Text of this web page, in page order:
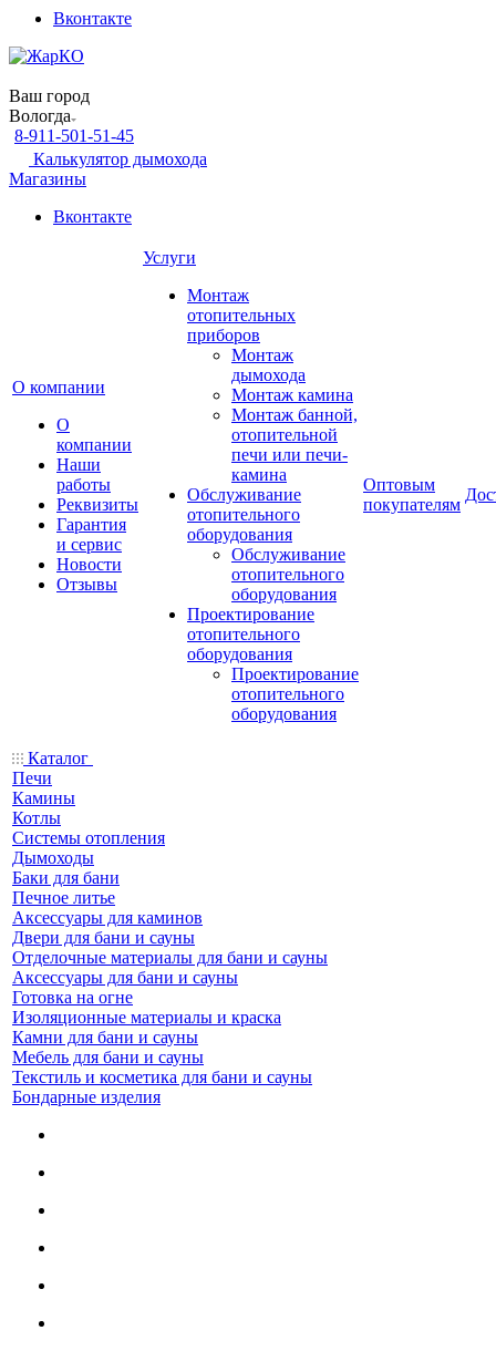
Вконтакте
Ваш город
Вологда
8-911-501-51-45
Калькулятор дымохода
Магазины
Вконтакте
О компании
О
компании
Наши
работы
Реквизиты
Гарантия
и сервис
Новости
Отзывы
Услуги
Монтаж
отопительных
приборов
Монтаж
дымохода
Монтаж камина
Монтаж банной,
отопительной
печи или печи-
камина
Обслуживание
отопительного
оборудования
Обслуживание
отопительного
оборудования
Проектирование
отопительного
оборудования
Проектирование
отопительного
оборудования
Оптовым
покупателям
Каталог
Печи
Камины
Котлы
Системы отопления
Дымоходы
Баки для бани
Печное литье
Аксессуары для каминов
Двери для бани и сауны
Отделочные материалы для бани и сауны
Аксессуары для бани и сауны
Готовка на огне
Изоляционные материалы и краска
Камни для бани и сауны
Мебель для бани и сауны
Текстиль и косметика для бани и сауны
Бондарные изделия